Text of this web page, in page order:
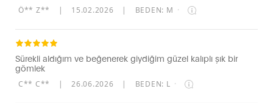
Ö** Z** | 15.02.2026 | BEDEN: M ·
Sürekli aldığım ve beğenerek giydiğim güzel kalıplı şık bir
gömlek
C** C** | 26.06.2026 | BEDEN: L ·